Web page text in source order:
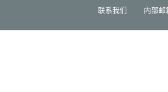
联系我们
内部邮